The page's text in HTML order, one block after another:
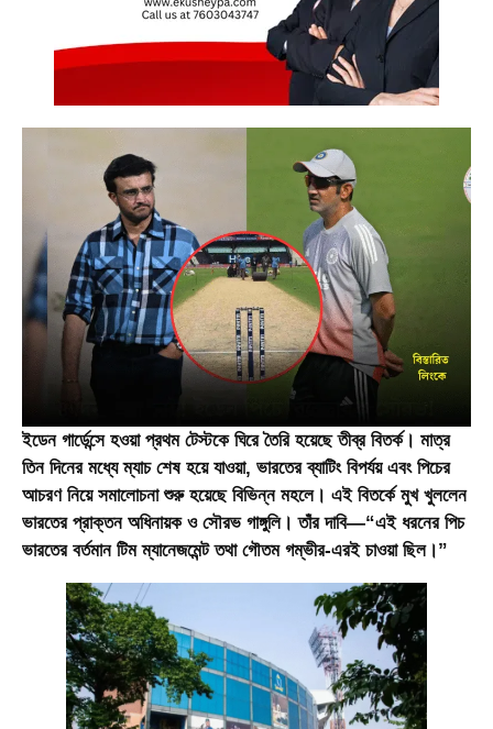
ইডেন গার্ডেন্সে হওয়া প্রথম টেস্টকে ঘিরে তৈরি হয়েছে তীব্র বিতর্ক। মাত্র
তিন দিনের মধ্যে ম্যাচ শেষ হয়ে যাওয়া, ভারতের ব্যাটিং বিপর্যয় এবং পিচের
আচরণ নিয়ে সমালোচনা শুরু হয়েছে বিভিন্ন মহলে। এই বিতর্কে মুখ খুললেন
ভারতের প্রাক্তন অধিনায়ক ও সৌরভ গাঙ্গুলি। তাঁর দাবি—“এই ধরনের পিচ
ভারতের বর্তমান টিম ম্যানেজমেন্ট তথা গৌতম গম্ভীর-এরই চাওয়া ছিল।”